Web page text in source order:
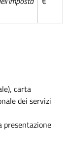
carta
dei servizi
presentazione